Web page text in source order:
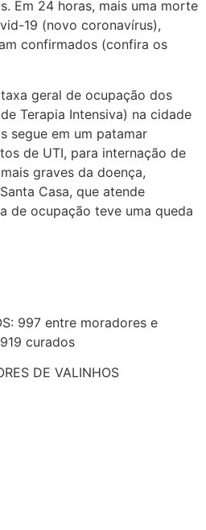
Em 24 horas, mais uma morte
19 (novo coronavírus),
confirmados (confira os
geral de ocupação dos
Terapia Intensiva) na cidade
segue em um patamar
de UTI, para internação de
graves da doença,
Casa, que atende
de ocupação teve uma queda
997 entre moradores e
curados
DE VALINHOS